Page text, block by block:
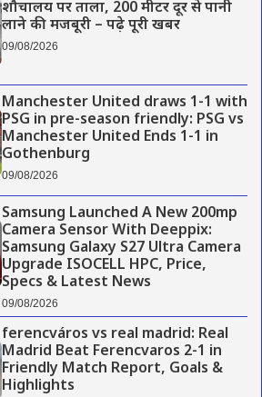
शौचालय पर ताला, 200 मीटर दूर से पानी
लाने की मजबूरी – पढ़े पूरी खबर
09/08/2026
Manchester United draws 1-1 with
PSG in pre-season friendly: PSG vs
Manchester United Ends 1-1 in
Gothenburg
09/08/2026
Samsung Launched A New 200mp
Camera Sensor With Deeppix:
Samsung Galaxy S27 Ultra Camera
Upgrade ISOCELL HPC, Price,
Specs & Latest News
09/08/2026
ferencváros vs real madrid: Real
Madrid Beat Ferencvaros 2-1 in
Friendly Match Report, Goals &
Highlights